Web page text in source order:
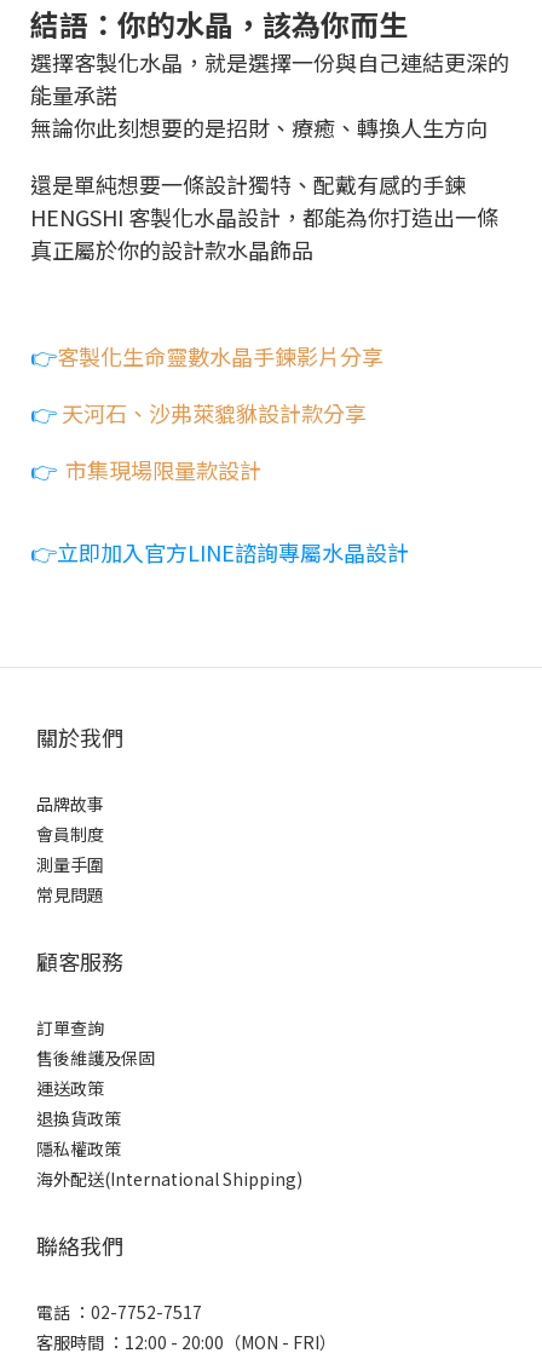
結語：你的水晶，該為你而生
選擇客製化水晶，就是選擇一份與自己連結更深的
能量承諾
無論你此刻想要的是招財、療癒、轉換人生方向
還是單純想要一條設計獨特、配戴有感的手鍊
HENGSHI 客製化水晶設計，都能為你打造出一條
真正屬於你的設計款水晶飾品
👉客製化生命靈數水晶手鍊影片分享
👉天河石、沙弗萊貔貅設計款分享
👉 市集現場限量款設計
👉立即加入官方LINE諮詢專屬水晶設計
關於我們
品牌故事
會員制度
測量手圍
常見問題
顧客服務
訂單查詢
售後維護及保固
運送政策
退換貨政策
隱私權政策
海外配送(International Shipping)
聯絡我們
電話 ：02-7752-7517
客服時間 ：12:00 - 20:00（MON - FRI）